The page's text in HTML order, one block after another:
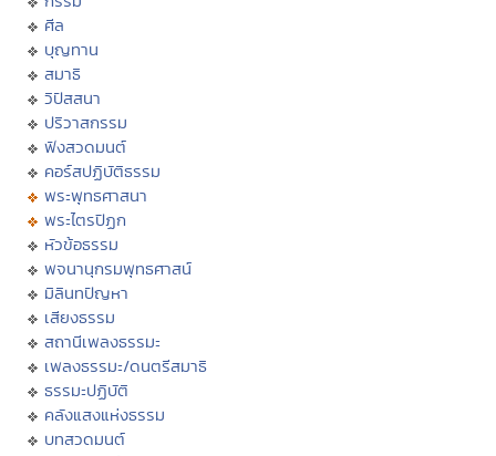
ศีล
บุญทาน
สมาธิ
วิปัสสนา
ปริวาสกรรม
ฟังสวดมนต์
คอร์สปฏิบัติธรรม
พระพุทธศาสนา
พระไตรปิฏก
หัวข้อธรรม
พจนานุกรมพุทธศาสน์
มิลินทปัญหา
เสียงธรรม
สถานีเพลงธรรมะ
เพลงธรรมะ/ดนตรีสมาธิ
ธรรมะปฏิบัติ
คลังแสงแห่งธรรม
บทสวดมนต์